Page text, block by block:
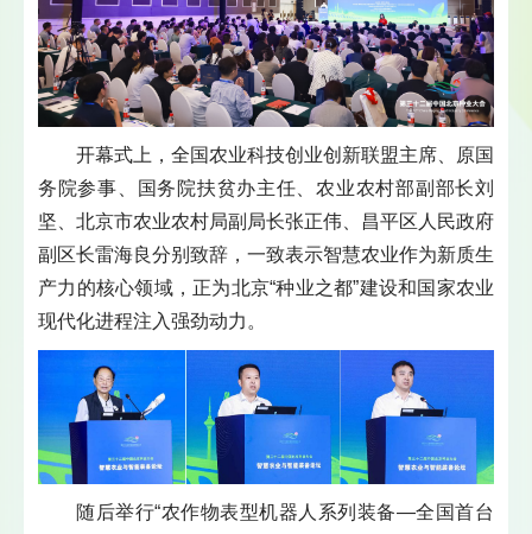
开幕式上，全国农业科技创业创新联盟主席、原国
务院参事、国务院扶贫办主任、农业农村部副部长刘
坚、北京市农业农村局副局长张正伟、昌平区人民政府
副区长雷海良分别致辞，一致表示智慧农业作为新质生
产力的核心领域，正为北京“种业之都”建设和国家农业
现代化进程注入强劲动力。
随后举行“农作物表型机器人系列装备—全国首台